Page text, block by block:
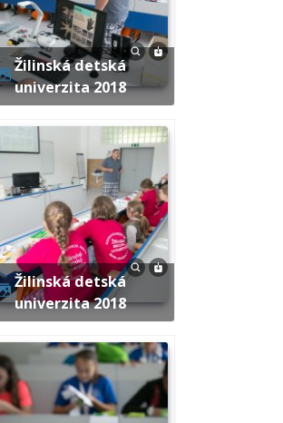
Žilinská detská
univerzita 2018
Žilinská detská
univerzita 2018